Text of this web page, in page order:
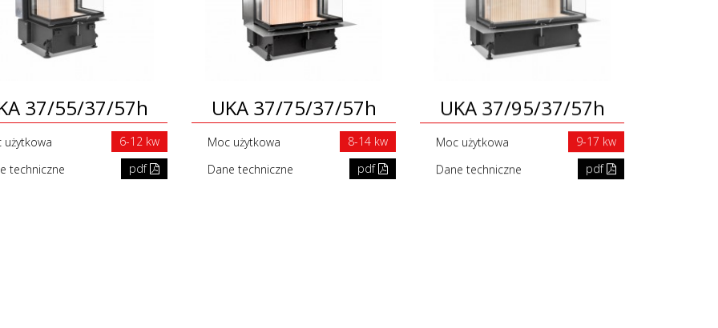
37/55/37/57h
użytkowa
6-12 kw
techniczne
pdf
UKA 37/75/37/57h
Moc użytkowa
8-14 kw
Dane techniczne
pdf
UKA 37/95/37/57h
Moc użytkowa
9-17 kw
Dane techniczne
pdf